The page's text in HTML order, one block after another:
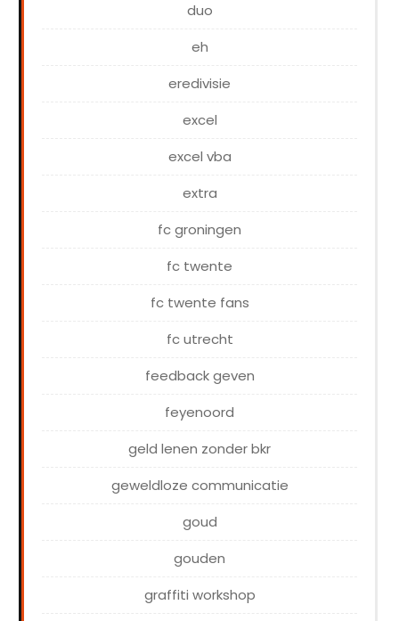
duo
eh
eredivisie
excel
excel vba
extra
fc groningen
fc twente
fc twente fans
fc utrecht
feedback geven
feyenoord
geld lenen zonder bkr
geweldloze communicatie
goud
gouden
graffiti workshop